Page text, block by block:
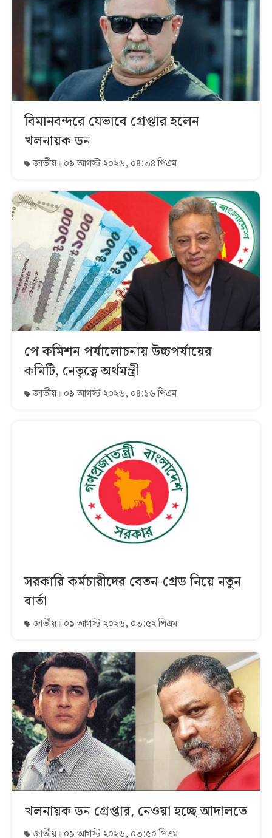
বিমানবন্দরে যেভাবে গ্রেপ্তার হলেন
খলনায়ক ডন
জাতীয় ০৯ আগস্ট ২০২৬, ০৪:৩৪ পিএম
পে কমিশন পর্যালোচনায় উচ্চপর্যায়ের
কমিটি, নেতৃত্বে অর্থমন্ত্রী
জাতীয় ০৯ আগস্ট ২০২৬, ০৪:১৬ পিএম
সরকারি কর্মচারীদের বেতন-গ্রেড নিয়ে নতুন
বার্তা
জাতীয় ০৯ আগস্ট ২০২৬, ০৩:৫২ পিএম
খলনায়ক ডন গ্রেপ্তার, নেওয়া হচ্ছে আদালতে
জাতীয় ০৯ আগস্ট ২০২৬, ০৩:৫০ পিএম